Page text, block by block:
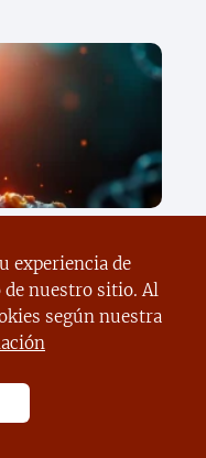
todo lo que
genes
experiencia de
nuestro sitio. Al
según nuestra